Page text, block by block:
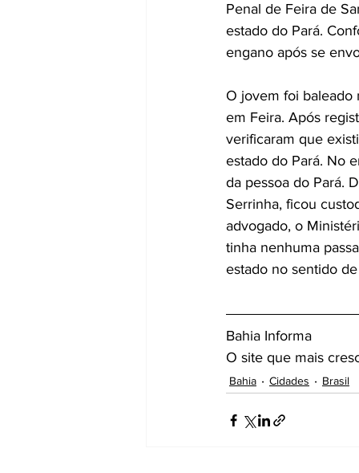
Penal de Feira de
estado do Pará.
engano após se
O jovem foi baleado
em Feira. Após
verificaram que
estado do Pará. No
da pessoa do Pará.
Serrinha, ficou
advogado, o
tinha nenhuma
estado no sentido
Bahia Informa
O site que mais
Bahia Cidades Brasil